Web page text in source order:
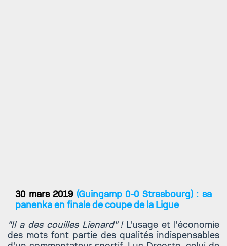
30 mars 2019 (Guingamp 0-0 Strasbourg) : sa
panenka en finale de coupe de la Ligue
"Il a des couilles Lienard" !L'usage et l'économie
des mots font partie des qualités indispensables